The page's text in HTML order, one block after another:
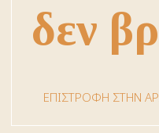
δεν
ΕΠΙΣΤΡΟΦΗ ΣΤΗΝ